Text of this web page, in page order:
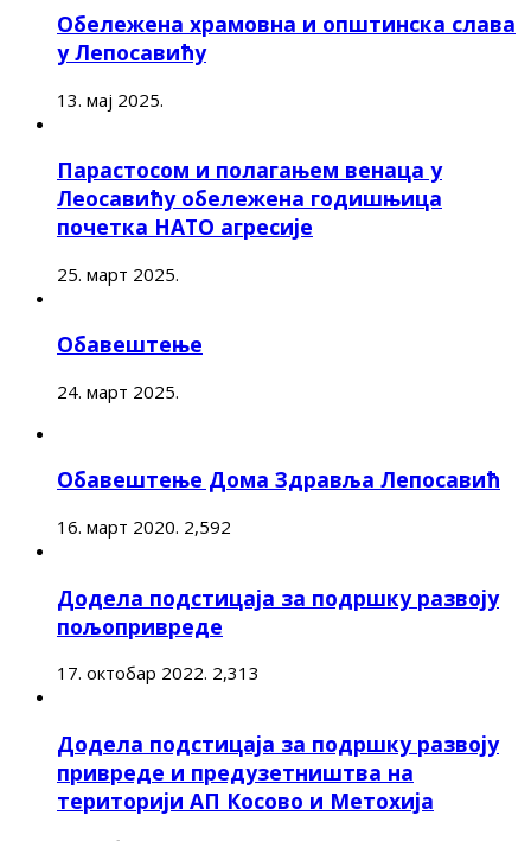
Обележена храмовна и општинска слава
у Лепосавићу
13. мај 2025.
Парастосом и полагањем венаца у
Леосавићу обележена годишњица
почетка НАТО агресије
25. март 2025.
Обавештење
24. март 2025.
Обавештење Дома Здравља Лепосавић
16. март 2020. 2,592
Додела подстицаја за подршку развоју
пољопривреде
17. октобар 2022. 2,313
Додела подстицаја за подршку развоју
привреде и предузетништва на
територији АП Косово и Метохија